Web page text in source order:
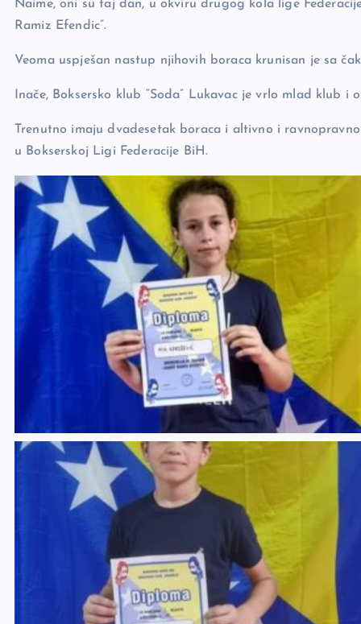
k
Naime, oni su taj dan, u okviru drugog kola lige
Ramiz Efendic”.
Veoma uspješan nastup njihovih boraca krunisan je sa
Inače, Boksersko klub “Soda” Lukavac je vrlo mlad klub i
Trenutno imaju dvadesetak boraca i altivno i
u Bokserskoj Ligi Federacije BiH.